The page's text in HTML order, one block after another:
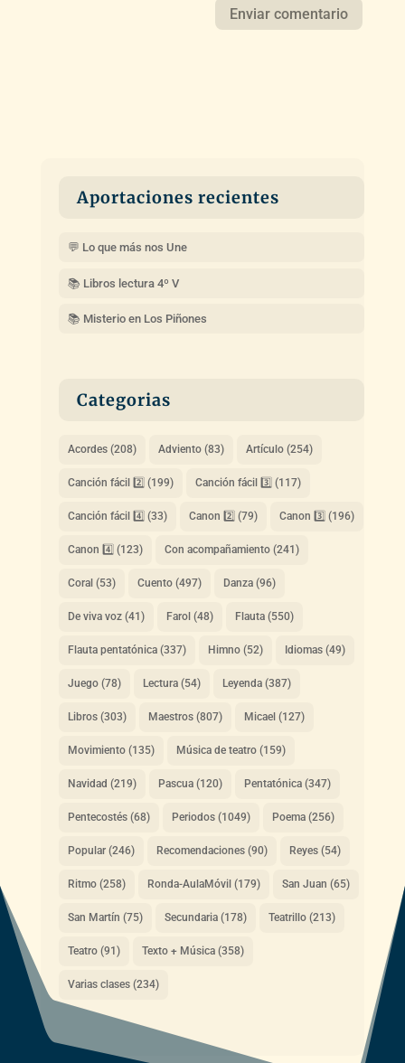
Aportaciones recientes
💬 Lo que más nos Une
📚 Libros lectura 4º V
📚 Misterio en Los Piñones
Categorias
Acordes(208) Adviento(83) Artículo(254)
Canción fácil 2️⃣ (199) Canción fácil 3️⃣ (117)
Canción fácil 4️⃣ (33) Canon 2️⃣ (79) Canon 3️⃣ (196)
Canon 4️⃣ (123) Con acompañamiento(241)
Coral (53) Cuento(497) Danza(96)
De viva voz(41) Farol (48) Flauta(550)
Flauta pentatónica(337) Himno(52) Idiomas(49)
Juego(78) Lectura(54) Leyenda(387)
Libros(303) Maestros(807) Micael (127)
Movimiento(135) Música de teatro(159)
Navidad (219) Pascua(120) Pentatónica(347)
Pentecostés(68) Periodos(1049) Poema(256)
Popular(246) Recomendaciones(90) Reyes(54)
Ritmo(258) Ronda-AulaMóvil (179) San Juan (65)
San Martín (75) Secundaria(178) Teatrillo(213)
Teatro(91) Texto + Música(358)
Varias clases(234)